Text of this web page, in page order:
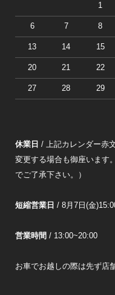
1
6 7 8
13 14 15
20 21 22
27 28 29
休業日 / 上記カレンダー赤
変更する場合も御座います
でご了承下さい。）
短縮営業日 / 8月7日(金
営業時間 / 13:00~20:00
お車でお越しの際は先ず店